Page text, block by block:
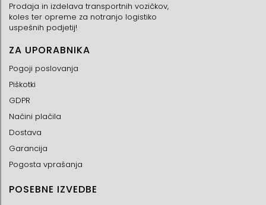
Prodaja in izdelava transportnih vozičkov,
koles ter opreme za notranjo logistiko
uspešnih podjetij!
ZA UPORABNIKA
Pogoji poslovanja
Piškotki
GDPR
Načini plačila
Dostava
Garancija
Pogosta vprašanja
POSEBNE IZVEDBE